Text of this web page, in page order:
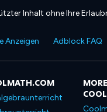
Inhalt ohne Ihre
Anzeigen Adblock FAQ